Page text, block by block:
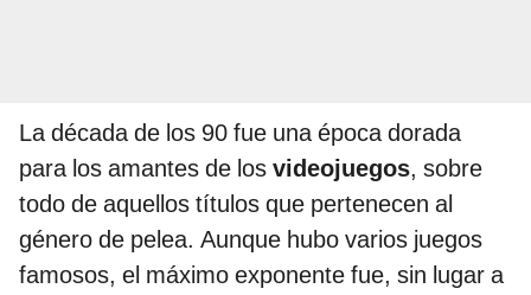
La década de los 90 fue una época dorada
para los amantes de los videojuegos, sobre
todo de aquellos títulos que pertenecen al
género de pelea. Aunque hubo varios juegos
famosos, el máximo exponente fue, sin lugar a